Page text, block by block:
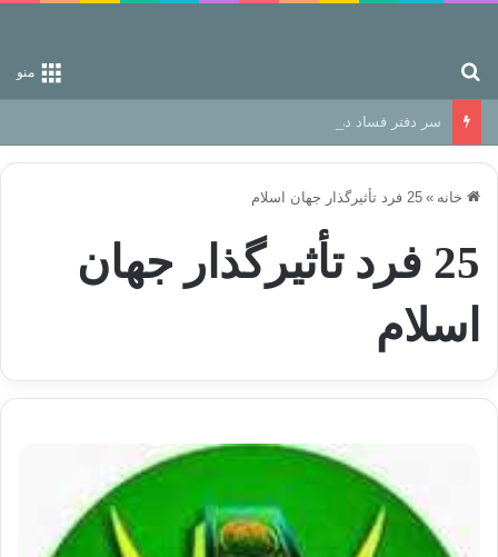
منو
سر دفتر فساد در زمین‌، دوری وکناره‌گیری از راه خداست‌!
خانه » 25 فرد تأثیرگذار جهان اسلام
25 فرد تأثیرگذار جهان
اسلام